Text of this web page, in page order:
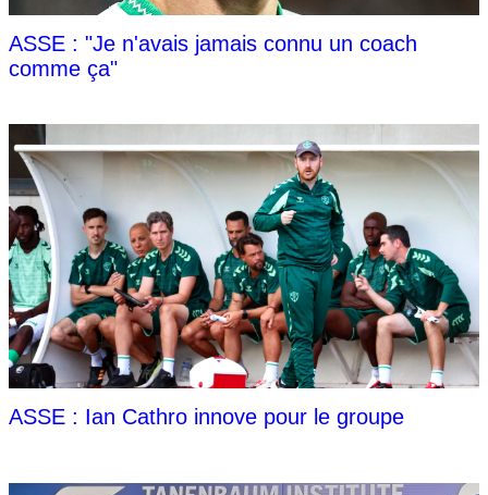
ASSE : "Je n'avais jamais connu un coach
comme ça"
ASSE : Ian Cathro innove pour le groupe